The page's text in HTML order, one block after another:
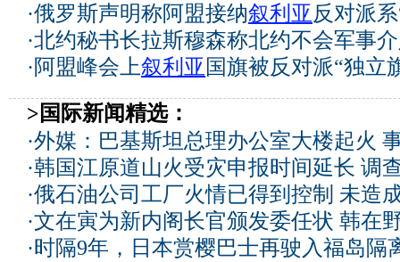
·俄罗斯声明称阿盟接纳叙利亚 反对派
·北约秘书长拉斯穆森称北约不会军事
· 阿盟峰会上叙利亚 国旗被反对派“独立
>国际新闻精选：
·外媒：巴基斯坦总理办公室大楼起火
·韩国江原道山火受灾申报时间延长 调
·俄石油公司工厂火情已得到控制 未造
·文在寅为新内阁长官颁发委任状 韩在
·时隔9年，日本赏樱巴士再驶入福岛隔